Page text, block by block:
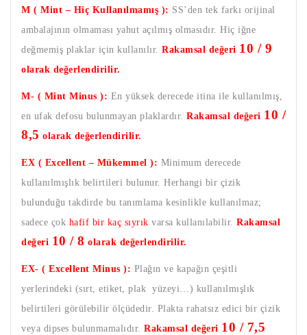
M ( Mint – Hiç Kullanılmamış ): SS’den tek farkı orijinal
ambalajının olmaması yahut açılmış olmasıdır. Hiç iğne
değmemiş plaklar için kullanılır. Rakamsal değeri 10 / 9
olarak değerlendirilir.
M- ( Mint Minus ): En yüksek derecede itina ile kullanılmış,
en ufak defosu bulunmayan plaklardır. Rakamsal değeri 10 /
8,5 olarak değerlendirilir.
EX ( Excellent – Mükemmel ): Minimum derecede
kullanılmışlık belirtileri bulunur. Herhangi bir çizik
bulunduğu takdirde bu tanımlama kesinlikle kullanılmaz;
sadece çok hafif bir kaç sıyrık varsa kullanılabilir. Rakamsal
değeri 10 / 8 olarak değerlendirilir.
EX- ( Excellent Minus ): Plağın ve kapağın çeşitli
yerlerindeki (sırt, etiket, plak yüzeyi…) kullanılmışlık
belirtileri görülebilir ölçüdedir. Plakta rahatsız edici bir çizik
veya dipses bulunmamalıdır. Rakamsal değeri 10 / 7,5